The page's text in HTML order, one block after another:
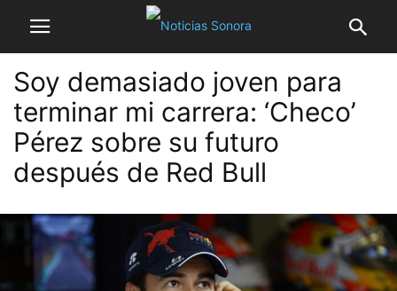
Soy demasiado joven para
terminar mi carrera: ‘Checo’
Pérez sobre su futuro
después de Red Bull